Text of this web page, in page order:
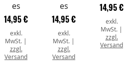
es
Preis
14,95 €
exkl.
MwSt. |
zzgl.
Versand
es
Preis
14,95 €
exkl.
MwSt. |
zzgl.
Versand
Preis
14,95 €
exkl.
MwSt. |
zzgl.
Versand